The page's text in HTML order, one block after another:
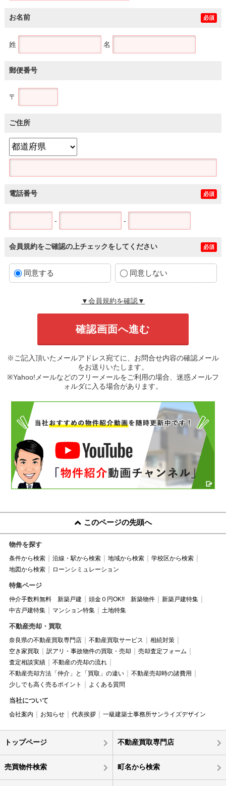
お名前 必須
姓 名
郵便番号
〒
ご住所
電話番号 必須
- -
会員規約をご確認の上チェックをしてください 必須
同意する 同意しない
▼会員規約を確認▼
※ご記入頂いたメールアドレス宛てに、お問合せ内容の確認メール
をお送りいたします。
※Yahoo!メールなどのフリーメールをご利用の場合、迷惑メールフ
ォルダに入る場合があります。
このページの先頭へ
物件を探す
条件から検索 沿線・駅から検索 地域から検索
学校区から検索
地図から検索
ローンシミュレーション
特集ページ
仲介手数料無料 新築戸建 頭金０円OK!! 新築物件
新築戸建特集
中古戸建特集
マンション特集 土地特集
不動産売却・買取
奈良県の不動産買取専門店 不動産買取サービス
相続対策
空き家買取
訳アリ・事故物件の買取・売却
売却査定フォーム
査定相談実績
不動産の売却の流れ
不動産売却方法「仲介」と「買取」の違い
不動産売却時の諸費用
少しでも高く売るポイント
よくある質問
当社について
会社案内 お知らせ 代表挨拶 一級建築士事務所サンライズデザイン
トップページ 不動産買取専門店
売買物件検索 町名から検索